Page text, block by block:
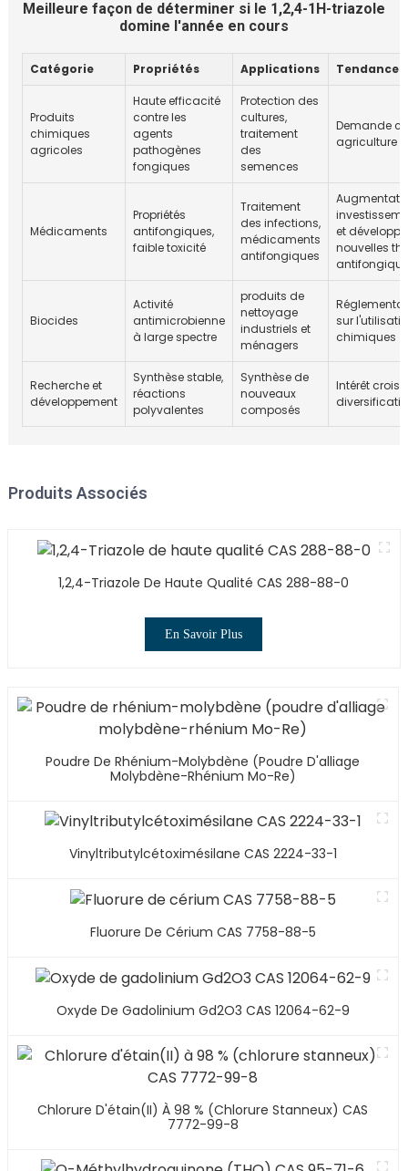
Meilleure façon de déterminer si le 1,2,4-1H-triazole
domine l'année en cours
Catégorie Propriétés Applications
Produits
chimiques
agricoles
Haute efficacité
contre les
agents
pathogènes
fongiques
Protection des
cultures,
traitement
des
semences
Demande
agriculture
Médicaments
Propriétés
antifongiques,
faible toxicité
Traitement
des infections,
médicaments
antifongiques
et
nouvelles
Biocides
Activité
antimicrobienne
à large spectre
produits de
nettoyage
industriels et
ménagers
sur
chimiques
Recherche et
développement
Synthèse stable,
réactions
polyvalentes
Synthèse de
nouveaux
composés
Intérêt
Produits Associés
1,2,4-Triazole De Haute Qualité CAS 288-88-0
En Savoir Plus
Poudre De Rhénium-Molybdène (poudre D'alliage
Molybdène-Rhénium Mo-Re)
Vinyltributylcétoximésilane CAS 2224-33-1
Fluorure De Cérium CAS 7758-88-5
Oxyde De Gadolinium Gd2O3 CAS 12064-62-9
Chlorure D'étain(II) À 98 % (chlorure Stanneux) CAS
7772-99-8